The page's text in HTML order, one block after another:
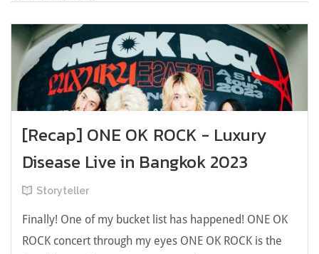
[Recap] ONE OK ROCK - Luxury
Disease Live in Bangkok 2023
Storyteller
Finally! One of my bucket list has happened! ONE OK
ROCK concert through my eyes ONE OK ROCK is the